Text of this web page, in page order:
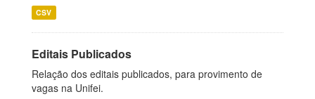
CSV
Editais Publicados
Relação dos editais publicados, para provimento de
vagas na Unifei.